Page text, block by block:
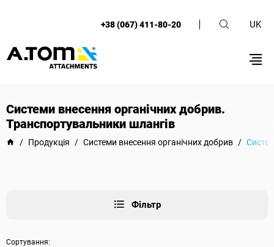
+38 (067) 411-80-20 UK
Системи внесення органічних добрив.
Транспортувальники шлангів
/ Продукція / Системи внесення органічних добрив /
Фільтр
Сортування: